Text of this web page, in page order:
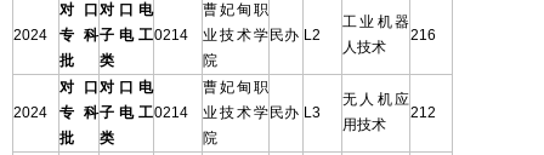
2024
对口
专科
批
对口电
子电工
类
0214
曹妃甸职
业技术学
院
民办 L2
工业机器
人技术
216
2024
对口
专科
批
对口电
子电工
类
0214
曹妃甸职
业技术学
院
民办 L3
无人机应
用技术
212